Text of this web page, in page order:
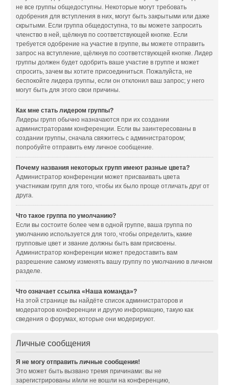
не все группы общедоступны. Некоторые могут требовать
одобрения для вступления в них, могут быть закрытыми или даже
скрытыми. Если группа общедоступна, то вы можете запросить
членство в ней, щёлкнув по соответствующей кнопке. Если
требуется одобрение на участие в группе, вы можете отправить
запрос на вступление, щёлкнув по соответствующей кнопке. Лидер
группы должен будет одобрить ваше участие в группе и может
спросить, зачем вы хотите присоединиться. Пожалуйста, не
беспокойте лидера группы, если он отклонил ваш запрос; у него
могут быть для этого свои причины.
Как мне стать лидером группы?
Лидеры групп обычно назначаются при их создании
администраторами конференции. Если вы заинтересованы в
создании группы, сначала свяжитесь с администратором;
попробуйте отправить ему личное сообщение.
Почему названия некоторых групп имеют разные цвета?
Администратор конференции может присваивать цвета
участникам групп для того, чтобы их было проще отличать друг от
друга.
Что такое группа по умолчанию?
Если вы состоите более чем в одной группе, ваша группа по
умолчанию используется для того, чтобы определить, какие
групповые цвет и звание должны быть вам присвоены.
Администратор конференции может предоставить вам
разрешение самому изменять вашу группу по умолчанию в личном
разделе.
Что означает ссылка «Наша команда»?
На этой странице вы найдёте список администраторов и
модераторов конференции и другую информацию, такую как
сведения о форумах, которые они модерируют.
Личные сообщения
Я не могу отправить личные сообщения!
Это может быть вызвано тремя причинами: вы не
зарегистрированы и/или не вошли на конференцию,